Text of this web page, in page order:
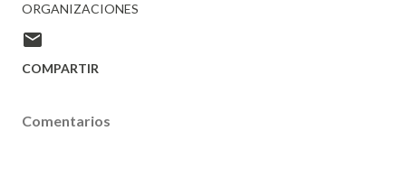
ORGANIZACIONES
COMPARTIR
Comentarios